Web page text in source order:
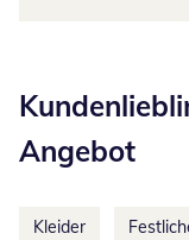
Angebot
Kleider